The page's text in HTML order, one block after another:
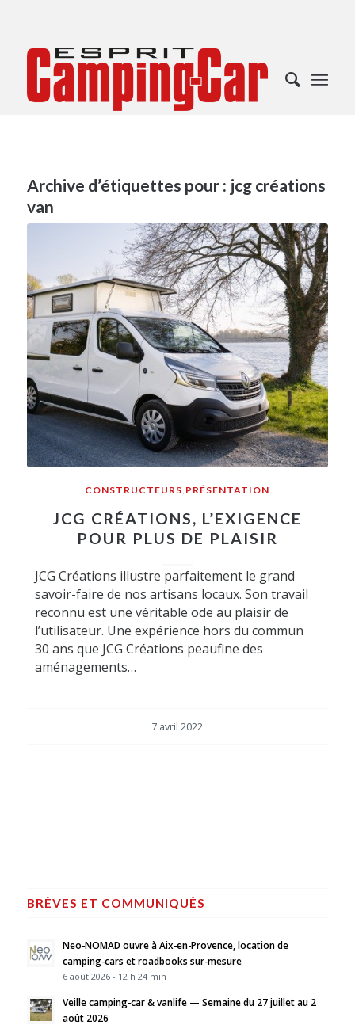
Archive d’étiquettes pour : jcg créations
van
CONSTRUCTEURS PRÉSENTATION
JCG CRÉATIONS, L’EXIGENCE
POUR PLUS DE PLAISIR
JCG Créations illustre parfaitement le grand
savoir-faire de nos artisans locaux. Son travail
reconnu est une véritable ode au plaisir de
l’utilisateur. Une expérience hors du commun
30 ans que JCG Créations peaufine des
aménagements…
7 avril 2022
BRÈVES ET COMMUNIQUÉS
Neo-NOMAD ouvre à Aix-en-Provence, location de
camping-cars et roadbooks sur-mesure
6 août 2026 - 12 h 24 min
Veille camping-car & vanlife — Semaine du 27 juillet au 2
août 2026